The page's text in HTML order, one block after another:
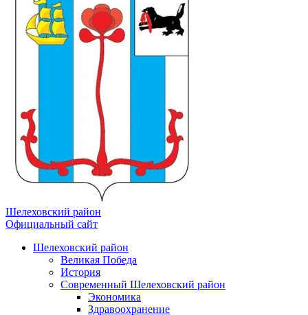
Шелеховский район
Официальный сайт
Шелеховский район
Великая Победа
История
Современный Шелеховский район
Экономика
Здравоохранение